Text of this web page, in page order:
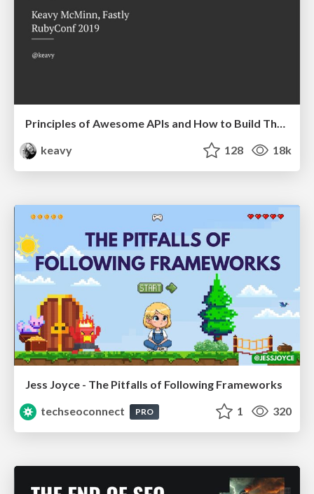
keavy
128 18k
Jess Joyce - The Pitfalls of Following Frameworks
techseoconnect
PRO 1 320